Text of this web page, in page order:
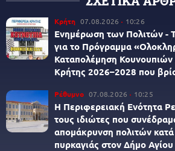
Κρήτη 07.08.2026 10:26
Ενημέρωση των Πολιτών -
για το Πρόγραμμα
Καταπολέμηση Κουνουπιών
Κρήτης 2026–2028 που
Ρέθυμνο 07.08.2026 10:25
Η Περιφερειακή Ενότητα
τους ιδιώτες που
απομάκρυνση πολιτών κατά
πυρκαγιάς στον Δήμο Αγίου